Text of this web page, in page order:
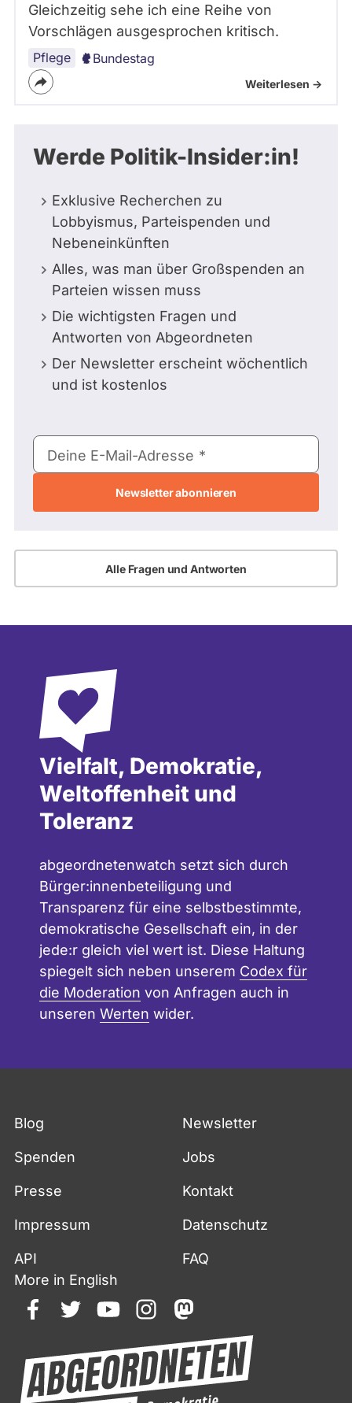
Gleichzeitig sehe ich eine Reihe von
Vorschlägen ausgesprochen kritisch.
Pflege Bundestag
Weiterlesen ->
Werde Politik-Insider:in!
Exklusive Recherchen zu
Lobbyismus, Parteispenden und
Nebeneinkünften
Alles, was man über Großspenden an
Parteien wissen muss
Die wichtigsten Fragen und
Antworten von Abgeordneten
Der Newsletter erscheint wöchentlich
und ist kostenlos
E-
Mail-
Deine E-Mail-Adresse
Alle Fragen und Antworten
Vielfalt, Demokratie,
Weltoffenheit und
Toleranz
abgeordnetenwatch setzt sich durch
Bürger:innenbeteiligung und
Transparenz für eine selbstbestimmte,
demokratische Gesellschaft ein, in der
jede:r gleich viel wert ist. Diese Haltung
spiegelt sich neben unserem Codex für
die Moderation von Anfragen auch in
unseren Werten wider.
Blog Newsletter
Spenden Jobs
Presse Kontakt
Impressum Datenschutz
API
FAQ
More in English
facebooktwitteryoutubeinstagrammastodon